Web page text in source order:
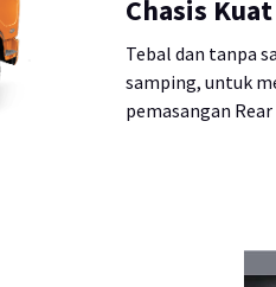
Chasis Kuat
Tebal dan tanpa
samping, untuk
pemasangan Rear